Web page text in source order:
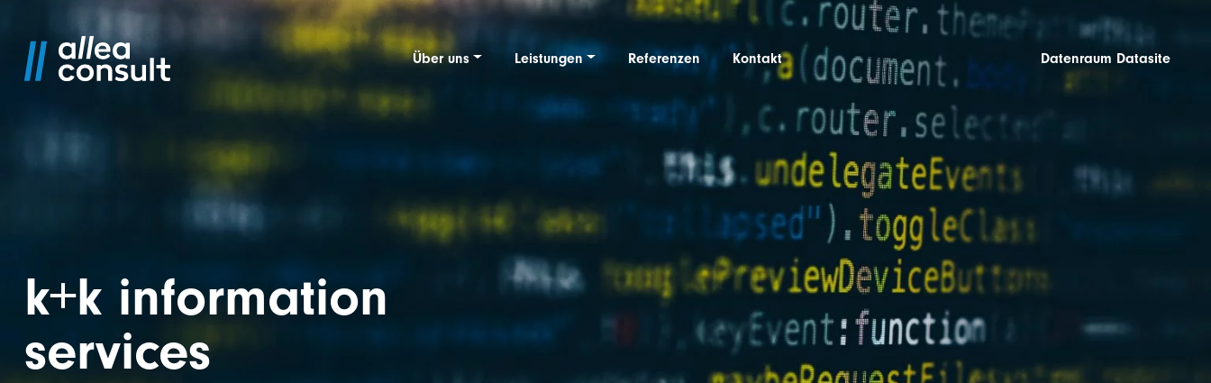
Skip to main content
Über uns Leistungen Referenzen Kontakt Datenraum Datasite
k+k information
services